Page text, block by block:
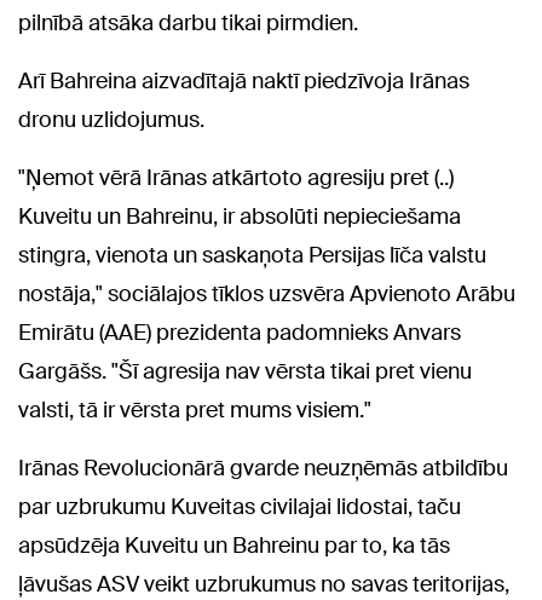
pilnībā atsāka darbu tikai pirmdien.
Arī Bahreina aizvadītajā naktī piedzīvoja Irānas
dronu uzlidojumus.
"Ņemot vērā Irānas atkārtoto agresiju pret (..)
Kuveitu un Bahreinu, ir absolūti nepieciešama
stingra, vienota un saskaņota Persijas līča valstu
nostāja," sociālajos tīklos uzsvēra Apvienoto Arābu
Emirātu (AAE) prezidenta padomnieks Anvars
Gargāšs. "Šī agresija nav vērsta tikai pret vienu
valsti, tā ir vērsta pret mums visiem."
Irānas Revolucionārā gvarde neuzņēmās atbildību
par uzbrukumu Kuveitas civilajai lidostai, taču
apsūdzēja Kuveitu un Bahreinu par to, ka tās
ļāvušas ASV veikt uzbrukumus no savas teritorijas,